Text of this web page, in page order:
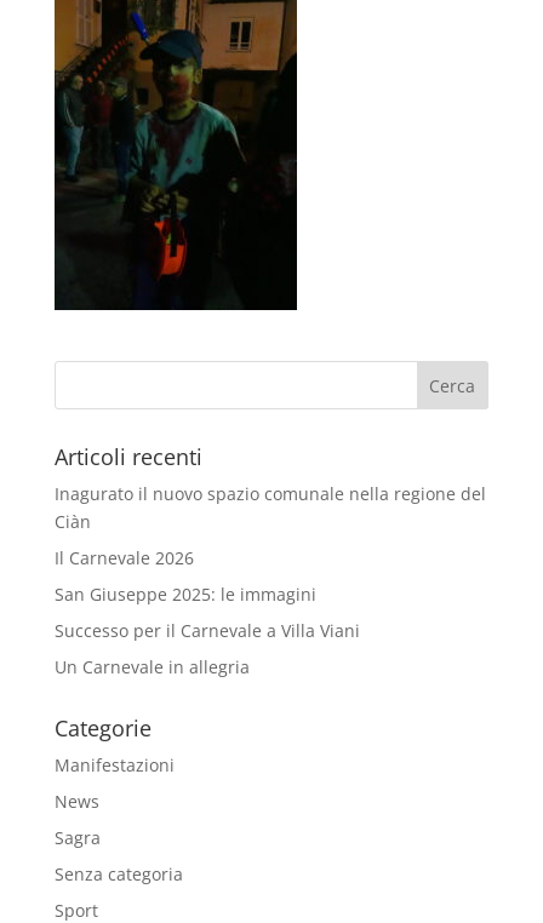
Articoli recenti
Inagurato il nuovo spazio comunale nella regione del
Ciàn
Il Carnevale 2026
San Giuseppe 2025: le immagini
Successo per il Carnevale a Villa Viani
Un Carnevale in allegria
Categorie
Manifestazioni
News
Sagra
Senza categoria
Sport